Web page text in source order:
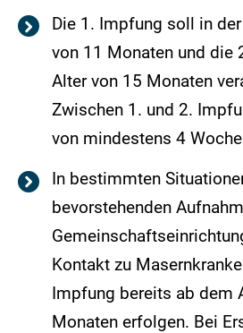
Die 1. Impfung soll in
von 11 Monaten und die
Alter von 15 Monaten
Zwischen 1. und 2.
von mindestens 4
In bestimmten
bevorstehenden
Kontakt zu
Impfung bereits ab dem
Monaten erfolgen. Bei